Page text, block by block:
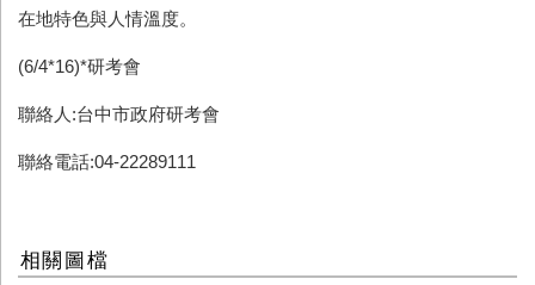
在地特色與人情溫度。
(6/4*16)*研考會
聯絡人:台中市政府研考會
聯絡電話:04-22289111
相關圖檔